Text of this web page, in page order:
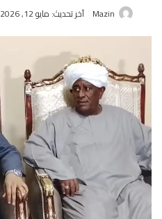
Mazin آخر تحديث: مايو 12, 2026